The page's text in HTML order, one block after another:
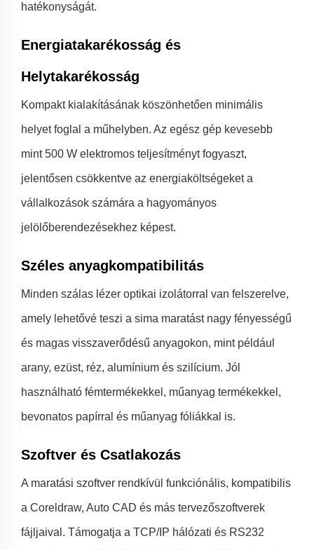
hatékonyságát.
Energiatakarékosság és
Helytakarékosság
Kompakt kialakításának köszönhetően minimális
helyet foglal a műhelyben. Az egész gép kevesebb
mint 500 W elektromos teljesítményt fogyaszt,
jelentősen csökkentve az energiaköltségeket a
vállalkozások számára a hagyományos
jelölőberendezésekhez képest.
Széles anyagkompatibilitás
Minden szálas lézer optikai izolátorral van felszerelve,
amely lehetővé teszi a sima maratást nagy fényességű
és magas visszaverődésű anyagokon, mint például
arany, ezüst, réz, alumínium és szilícium. Jól
használható fémtermékekkel, műanyag termékekkel,
bevonatos papírral és műanyag fóliákkal is.
Szoftver és Csatlakozás
A maratási szoftver rendkívül funkciónális, kompatibilis
a Coreldraw, Auto CAD és más tervezőszoftverek
fájljaival. Támogatja a TCP/IP hálózati és RS232